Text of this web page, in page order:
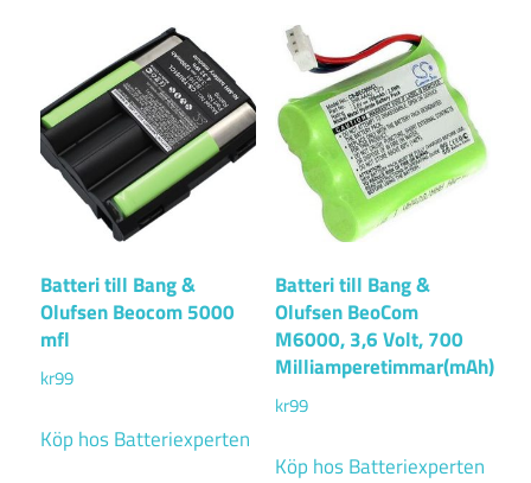
Batteri till Bang &
Olufsen Beocom 5000
mfl
kr99
Köp hos Batteriexperten
Batteri till Bang &
Olufsen BeoCom
M6000, 3,6 Volt, 700
Milliamperetimmar(mAh)
kr99
Köp hos Batteriexperten